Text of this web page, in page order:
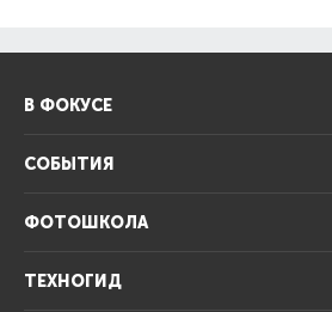
В ФОКУСЕ
СОБЫТИЯ
ФОТОШКОЛА
ТЕХНОГИД